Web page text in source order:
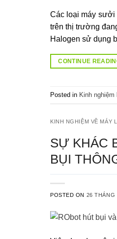
Các loại máy sưởi
trên thị trường
Halogen sử dụng
CONTINUE
Posted in Kinh nghiệm
KINH NGHIỆM VỀ MÁY
SỰ KHÁC
BỤI
POSTED ON 26 THÁNG